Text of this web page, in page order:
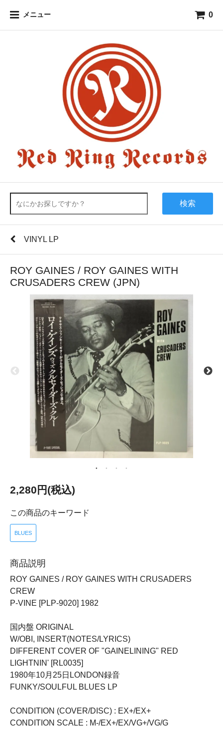
メニュー 0
検索
VINYL LP
ROY GAINES / ROY GAINES WITH
CRUSADERS CREW (JPN)
2,280円(税込)
この商品のキーワード
BLUES
商品説明
ROY GAINES / ROY GAINES WITH CRUSADERS
CREW
P-VINE [PLP-9020] 1982
国内盤 ORIGINAL
W/OBI, INSERT(NOTES/LYRICS)
DIFFERENT COVER OF "GAINELINING" RED
LIGHTNIN' [RL0035]
1980年10月25日LONDON録音
FUNKY/SOULFUL BLUES LP
CONDITION (COVER/DISC) : EX+/EX+
CONDITION SCALE : M-/EX+/EX/VG+/VG/G